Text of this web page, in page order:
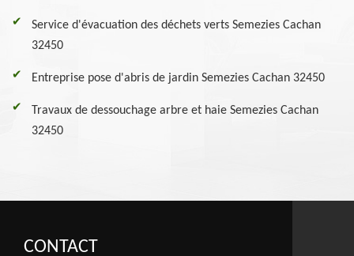
Service d'évacuation des déchets verts Semezies Cachan
32450
Entreprise pose d'abris de jardin Semezies Cachan 32450
Travaux de dessouchage arbre et haie Semezies Cachan
32450
CONTACT